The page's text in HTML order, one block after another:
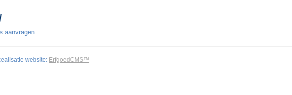
aanvragen
website: ErfgoedCMS™